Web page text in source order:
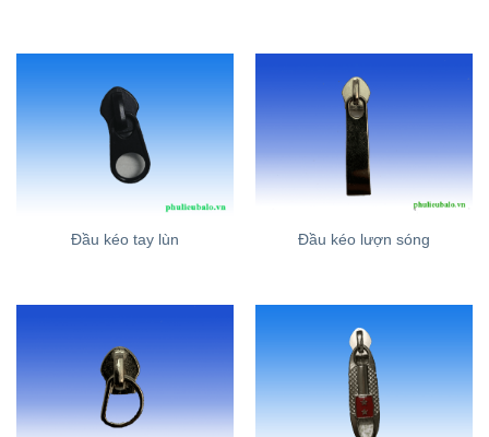
Đầu kéo tay lùn Đầu kéo lượn sóng